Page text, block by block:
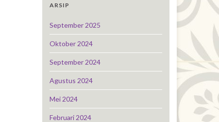
ARSIP
September 2025
Oktober 2024
September 2024
Agustus 2024
Mei 2024
Februari 2024